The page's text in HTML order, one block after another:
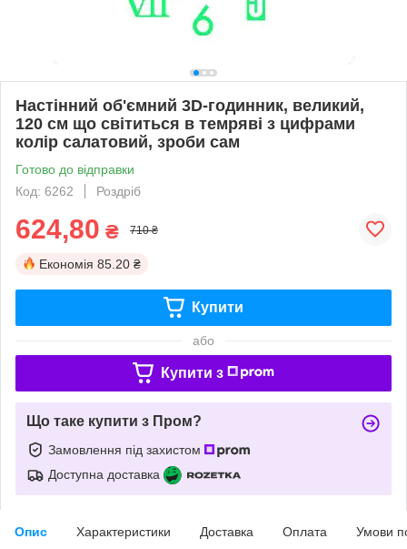
Настінний об'ємний 3D-годинник, великий,
120 см що світиться в темряві з цифрами
колір салатовий, зроби сам
Готово до відправки
Код: 6262
Роздріб
624,80 ₴ 710 ₴
Економія 85.20 ₴
Купити
або
Купити з
Що таке купити з Пром?
Замовлення під захистом
Доступна доставка
Опис Характеристики Доставка Оплата Умови